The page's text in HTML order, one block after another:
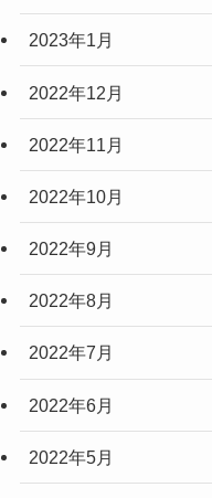
2023年1月
2022年12月
2022年11月
2022年10月
2022年9月
2022年8月
2022年7月
2022年6月
2022年5月